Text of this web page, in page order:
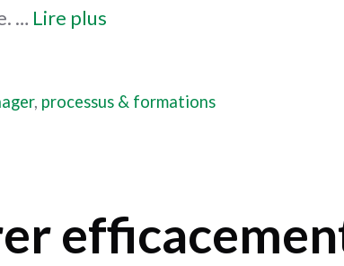
… Lire plus
, processus & formations